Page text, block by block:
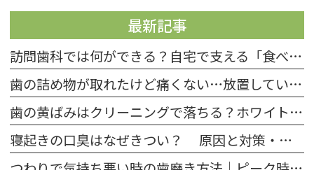
最新記事
訪問歯科では何ができる？自宅で支える「食べる力」とお口の健康
歯の詰め物が取れたけど痛くない…放置していい？受診目安と応急処置
歯の黄ばみはクリーニングで落ちる？ホワイトニングとの違いと選び方
寝起きの口臭はなぜきつい？ 原因と対策・予防法などのケア方法を紹介